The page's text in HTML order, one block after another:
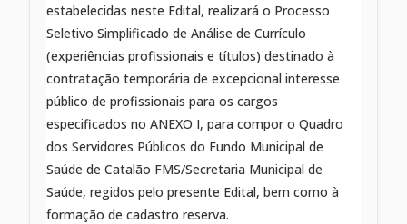
estabelecidas neste Edital, realizará o Processo
Seletivo Simplificado de Análise de Currículo
(experiências profissionais e títulos) destinado à
contratação temporária de excepcional interesse
público de profissionais para os cargos
especificados no ANEXO I, para compor o Quadro
dos Servidores Públicos do Fundo Municipal de
Saúde de Catalão FMS/Secretaria Municipal de
Saúde, regidos pelo presente Edital, bem como à
formação de cadastro reserva.